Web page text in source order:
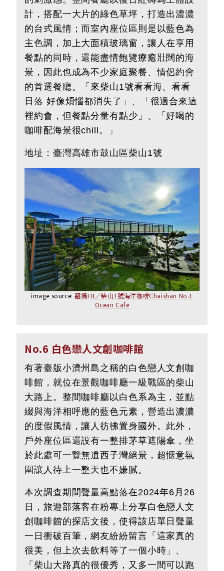
計，搭配一大片的綠色草坪，打造出濃濃
的台式風情；而室內座位區則是以藍色為
主色調，加上大面積玻璃窗，讓人在享用
餐點的同時，還能盡情飽覽療癒壯闊的海
景，因此也成為不少家庭聚餐、情侶約會
的首選餐廳。「來柴山1號看看海、看看
日落 好像煩惱都消失了」、「很適合來這
裡約會，但餐點分量有點少」、「好喝的
咖啡配海景很chill。」
地址：臺灣高雄市鼓山區柴山1號
image source: 翻攝FB／柴山1號海洋咖啡Chaishan No.1
Ocean Cafe
No.6 白色戀人文創咖啡館
有著臺版小濟州島之稱的白色戀人文創咖
啡館，就位在景觀咖啡廳一級戰區的柴山
大路上。整間咖啡廳以白色系為主，並點
綴與海洋相呼應的藍色元素，營造出濃濃
的度假風情，讓人彷彿置身國外。此外，
戶外座位區還設有一整排茅草遮陽傘，坐
於此處可一覽無遺西子灣絕景，超愜意氛
圍讓人待上一整天也不嫌膩。
本次調查期間聲量高點落在2024年6月26
日，旅遊部落客在粉專上分享白色戀人文
創咖啡館的探店文後，使得該店單日聲量
一日衝破百筆，網友紛紛留言「這家真的
很美，但上次去飲料等了一個小時」、
「柴山大路真的很優秀，又多一間可以跑